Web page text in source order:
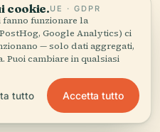
cookie.UE · GDPR
funzionare la
Google Analytics) ci
— solo dati aggregati,
Puoi cambiare in qualsiasi
tutto Accetta tutto